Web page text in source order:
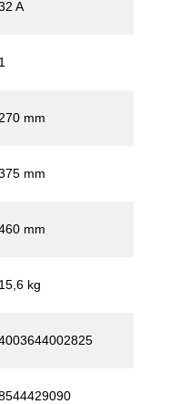
A
1
270 mm
mm
mm
15,6 kg